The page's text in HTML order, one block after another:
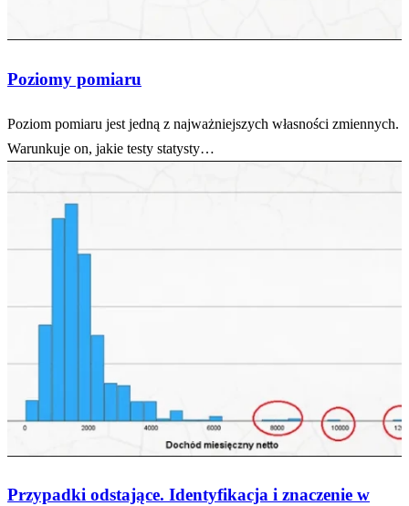
Poziomy pomiaru
Poziom pomiaru jest jedną z najważniejszych własności zmiennych.
Warunkuje on, jakie testy statysty…
Przypadki odstające. Identyfikacja i znaczenie w